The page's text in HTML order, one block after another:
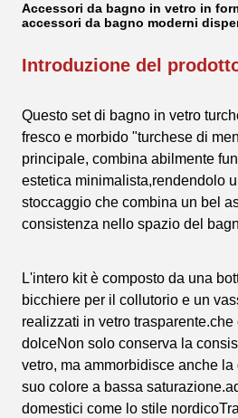
Accessori da bagno in vetro in
accessori da bagno moderni
Introduzione del
Questo set di bagno in vetro
fresco e morbido "turchese di
principale, combina abilmente
estetica minimalista,rendendolo
stoccaggio che combina un bel
consistenza nello spazio del
L'intero kit è composto da una
bicchiere per il collutorio e un
realizzati in vetro trasparente.che
dolceNon solo conserva la
vetro, ma ammorbidisce anche la
suo colore a bassa
domestici come lo stile